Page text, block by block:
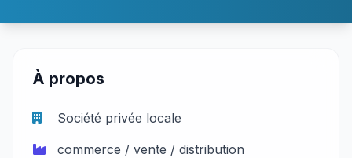
À propos
Société privée locale
commerce / vente / distribution